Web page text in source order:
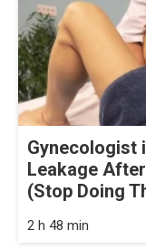
Gynecologist
Leakage
(Stop Doing
2 h 48 min